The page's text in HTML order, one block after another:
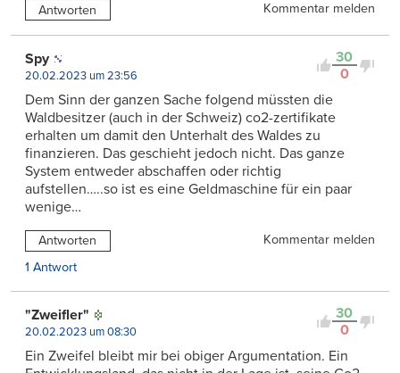
Antworten Kommentar melden
30
0
Spy
20.02.2023 um 23:56
Dem Sinn der ganzen Sache folgend müssten die
Waldbesitzer (auch in der Schweiz) co2-zertifikate
erhalten um damit den Unterhalt des Waldes zu
finanzieren. Das geschieht jedoch nicht. Das ganze
System entweder abschaffen oder richtig
aufstellen…..so ist es eine Geldmaschine für ein paar
wenige…
Antworten
Kommentar melden
1 Antwort
30
0
"Zweifler"
20.02.2023 um 08:30
Ein Zweifel bleibt mir bei obiger Argumentation. Ein